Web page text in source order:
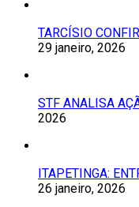
TARCÍSIO
29 janeiro, 2026
STF ANALISA
2026
ITAPETINGA:
26 janeiro, 2026